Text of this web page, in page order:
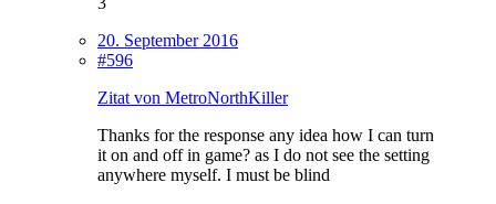
20. September 2016
#596
Zitat von MetroNorthKiller
Thanks for the response any idea how I can turn
it on and off in game? as I do not see the setting
anywhere myself. I must be blind